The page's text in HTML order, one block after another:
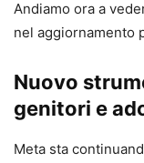
Andiamo ora a
nel aggiornamento
Nuovo
genitori e
Meta sta